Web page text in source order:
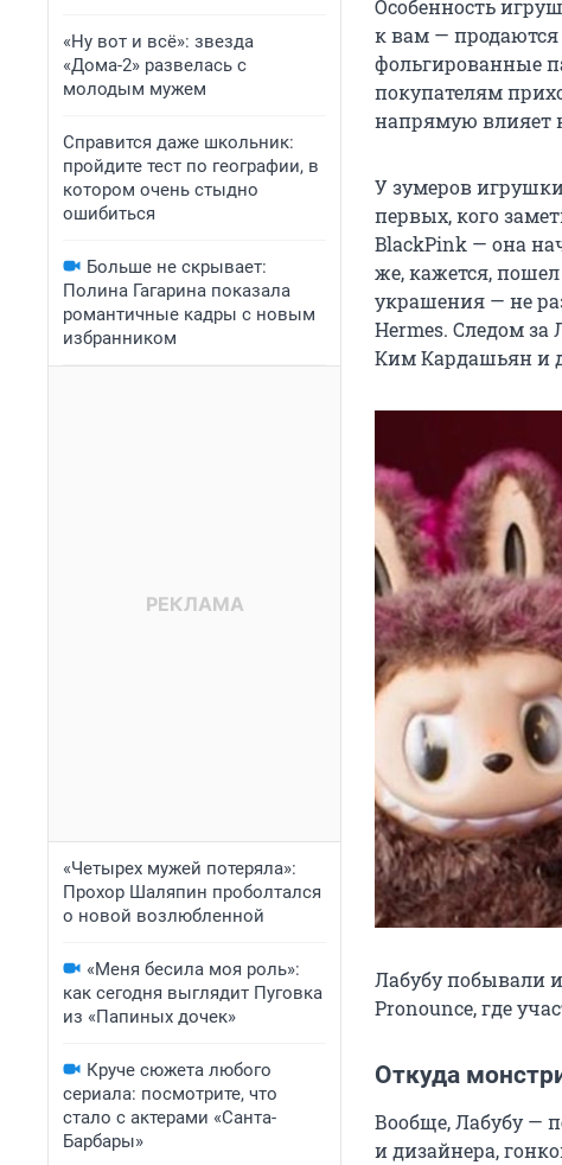
«Ну вот и всё»: звезда
«Дома-2» развелась с
молодым мужем
Справится даже школьник:
пройдите тест по географии, в
котором очень стыдно
ошибиться
Больше не скрывает:
Полина Гагарина показала
романтичные кадры с новым
избранником
«Четырех мужей потеряла»:
Прохор Шаляпин проболтался
о новой возлюбленной
«Меня бесила моя роль»:
как сегодня выглядит Пуговка
из «Папиных дочек»
Круче сюжета любого
сериала: посмотрите, что
стало с актерами «Санта-
Барбары»
Особенность
к вам —
фольгированные
покупателям
напрямую влияет
У зумеров
первых, кого
BlackPink — она
же, кажется,
украшения — не
Hermes. Следом за
Ким Кардашьян и
Лабубу побывали
Pronounce, где
Откуда
Вообще, Лабубу —
и дизайнера,